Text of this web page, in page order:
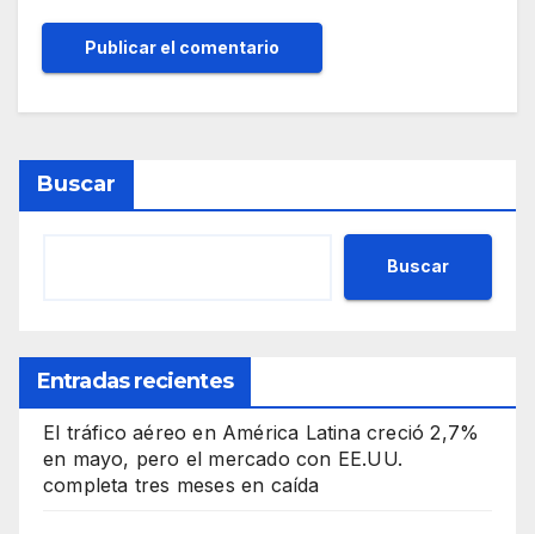
Buscar
Buscar
Entradas recientes
El tráfico aéreo en América Latina creció 2,7%
en mayo, pero el mercado con EE.UU.
completa tres meses en caída